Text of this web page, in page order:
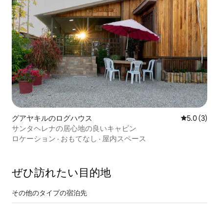
グアヤキルのログハウス レビュー3
5.0 (3)
サンタヘレナの居心地の良いキャビン
ロケーション · おもてなし · 屋内スペース
ぜひ訪⁠れ⁠た⁠い目⁠的⁠地
その他のタ⁠イ⁠プ⁠の宿⁠泊⁠先